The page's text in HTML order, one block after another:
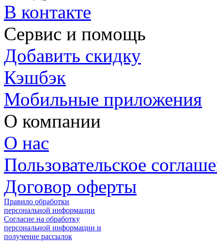
В контакте
Сервис и помощь
Добавить скидку
Кэшбэк
Мобильные приложения
О компании
О нас
Пользовательское
Договор оферты
Правило обработки
персональной информации
Согласие на обработку
персональной информации и
получение рассылок